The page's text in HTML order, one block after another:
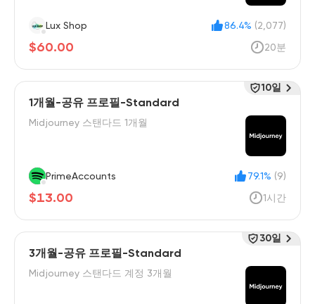
Lux Shop 86.4% (2,077)
$60.00 20분
1개월-공유 프로필-Standard
Midjourney 스탠다드 1개월
PrimeAccounts 79.1% (9)
$13.00 1시간
10일
3개월-공유 프로필-Standard
Midjourney 스탠다드 계정 3개월
30일